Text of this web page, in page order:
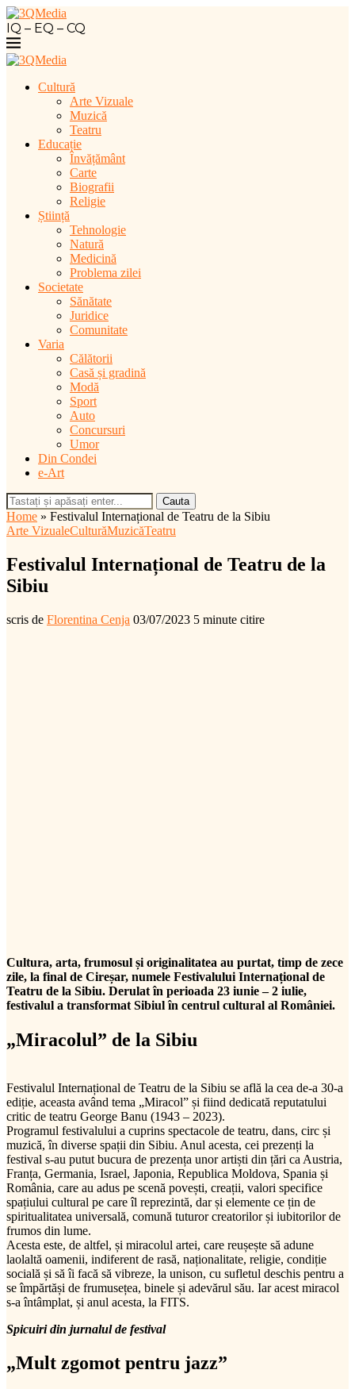
IQ – EQ – CQ
Cultură
Arte Vizuale
Muzică
Teatru
Educație
Învățământ
Carte
Biografii
Religie
Știință
Tehnologie
Natură
Medicină
Problema zilei
Societate
Sănătate
Juridice
Comunitate
Varia
Călătorii
Casă și gradină
Modă
Sport
Auto
Concursuri
Umor
Din Condei
e-Art
Cauta
Home » Festivalul Internațional de Teatru de la Sibiu
Arte VizualeCulturăMuzicăTeatru
Festivalul Internațional de Teatru de la
Sibiu
scris de Florentina Cenja 03/07/2023 5 minute citire
Cultura, arta, frumosul și originalitatea au purtat, timp de zece
zile, la final de Cireșar, numele Festivalului Internațional de
Teatru de la Sibiu. Derulat în perioada 23 iunie – 2 iulie,
festivalul a transformat Sibiul în centrul cultural al României.
„Miracolul” de la Sibiu
Festivalul Internațional de Teatru de la Sibiu se află la cea de-a 30-a
ediție, aceasta având tema „Miracol” și fiind dedicată reputatului
critic de teatru George Banu (1943 – 2023).
Programul festivalului a cuprins spectacole de teatru, dans, circ și
muzică, în diverse spații din Sibiu. Anul acesta, cei prezenți la
festival s-au putut bucura de prezența unor artiști din țări ca Austria,
Franța, Germania, Israel, Japonia, Republica Moldova, Spania și
România, care au adus pe scenă povești, creații, valori specifice
spațiului cultural pe care îl reprezintă, dar și elemente ce țin de
spiritualitatea universală, comună tuturor creatorilor și iubitorilor de
frumos din lume.
Acesta este, de altfel, și miracolul artei, care reușește să adune
laolaltă oamenii, indiferent de rasă, naționalitate, religie, condiție
socială și să îi facă să vibreze, la unison, cu sufletul deschis pentru a
se împărtăși de frumusețea, binele și adevărul său. Iar acest miracol
s-a întâmplat, și anul acesta, la FITS.
Spicuiri din jurnalul de festival
„Mult zgomot pentru jazz”